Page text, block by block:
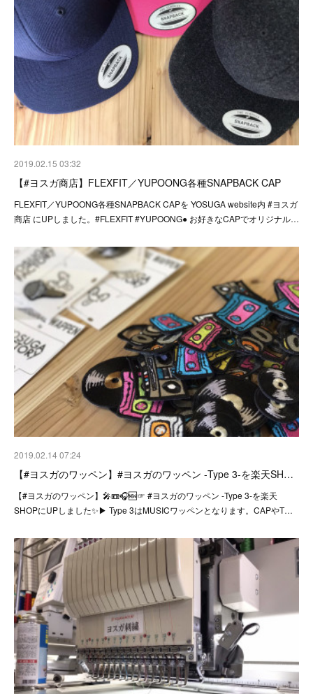
2019.02.15 03:32
【#ヨスガ商店】FLEXFIT／YUPOONG各種SNAPBACK CAP
FLEXFIT／YUPOONG各種SNAPBACK CAPを YOSUGA website内 #ヨスガ
商店 にUPしました。#FLEXFIT #YUPOONG● お好きなCAPでオリジナル…
2019.02.14 07:24
【#ヨスガのワッペン】#ヨスガのワッペン -Type 3-を楽天SH…
【#ヨスガのワッペン】🎤📼🎧🆕☞ #ヨスガのワッペン -Type 3-を楽天
SHOPにUPしました✨▶︎ Type 3はMUSICワッペンとなります。CAPやT…